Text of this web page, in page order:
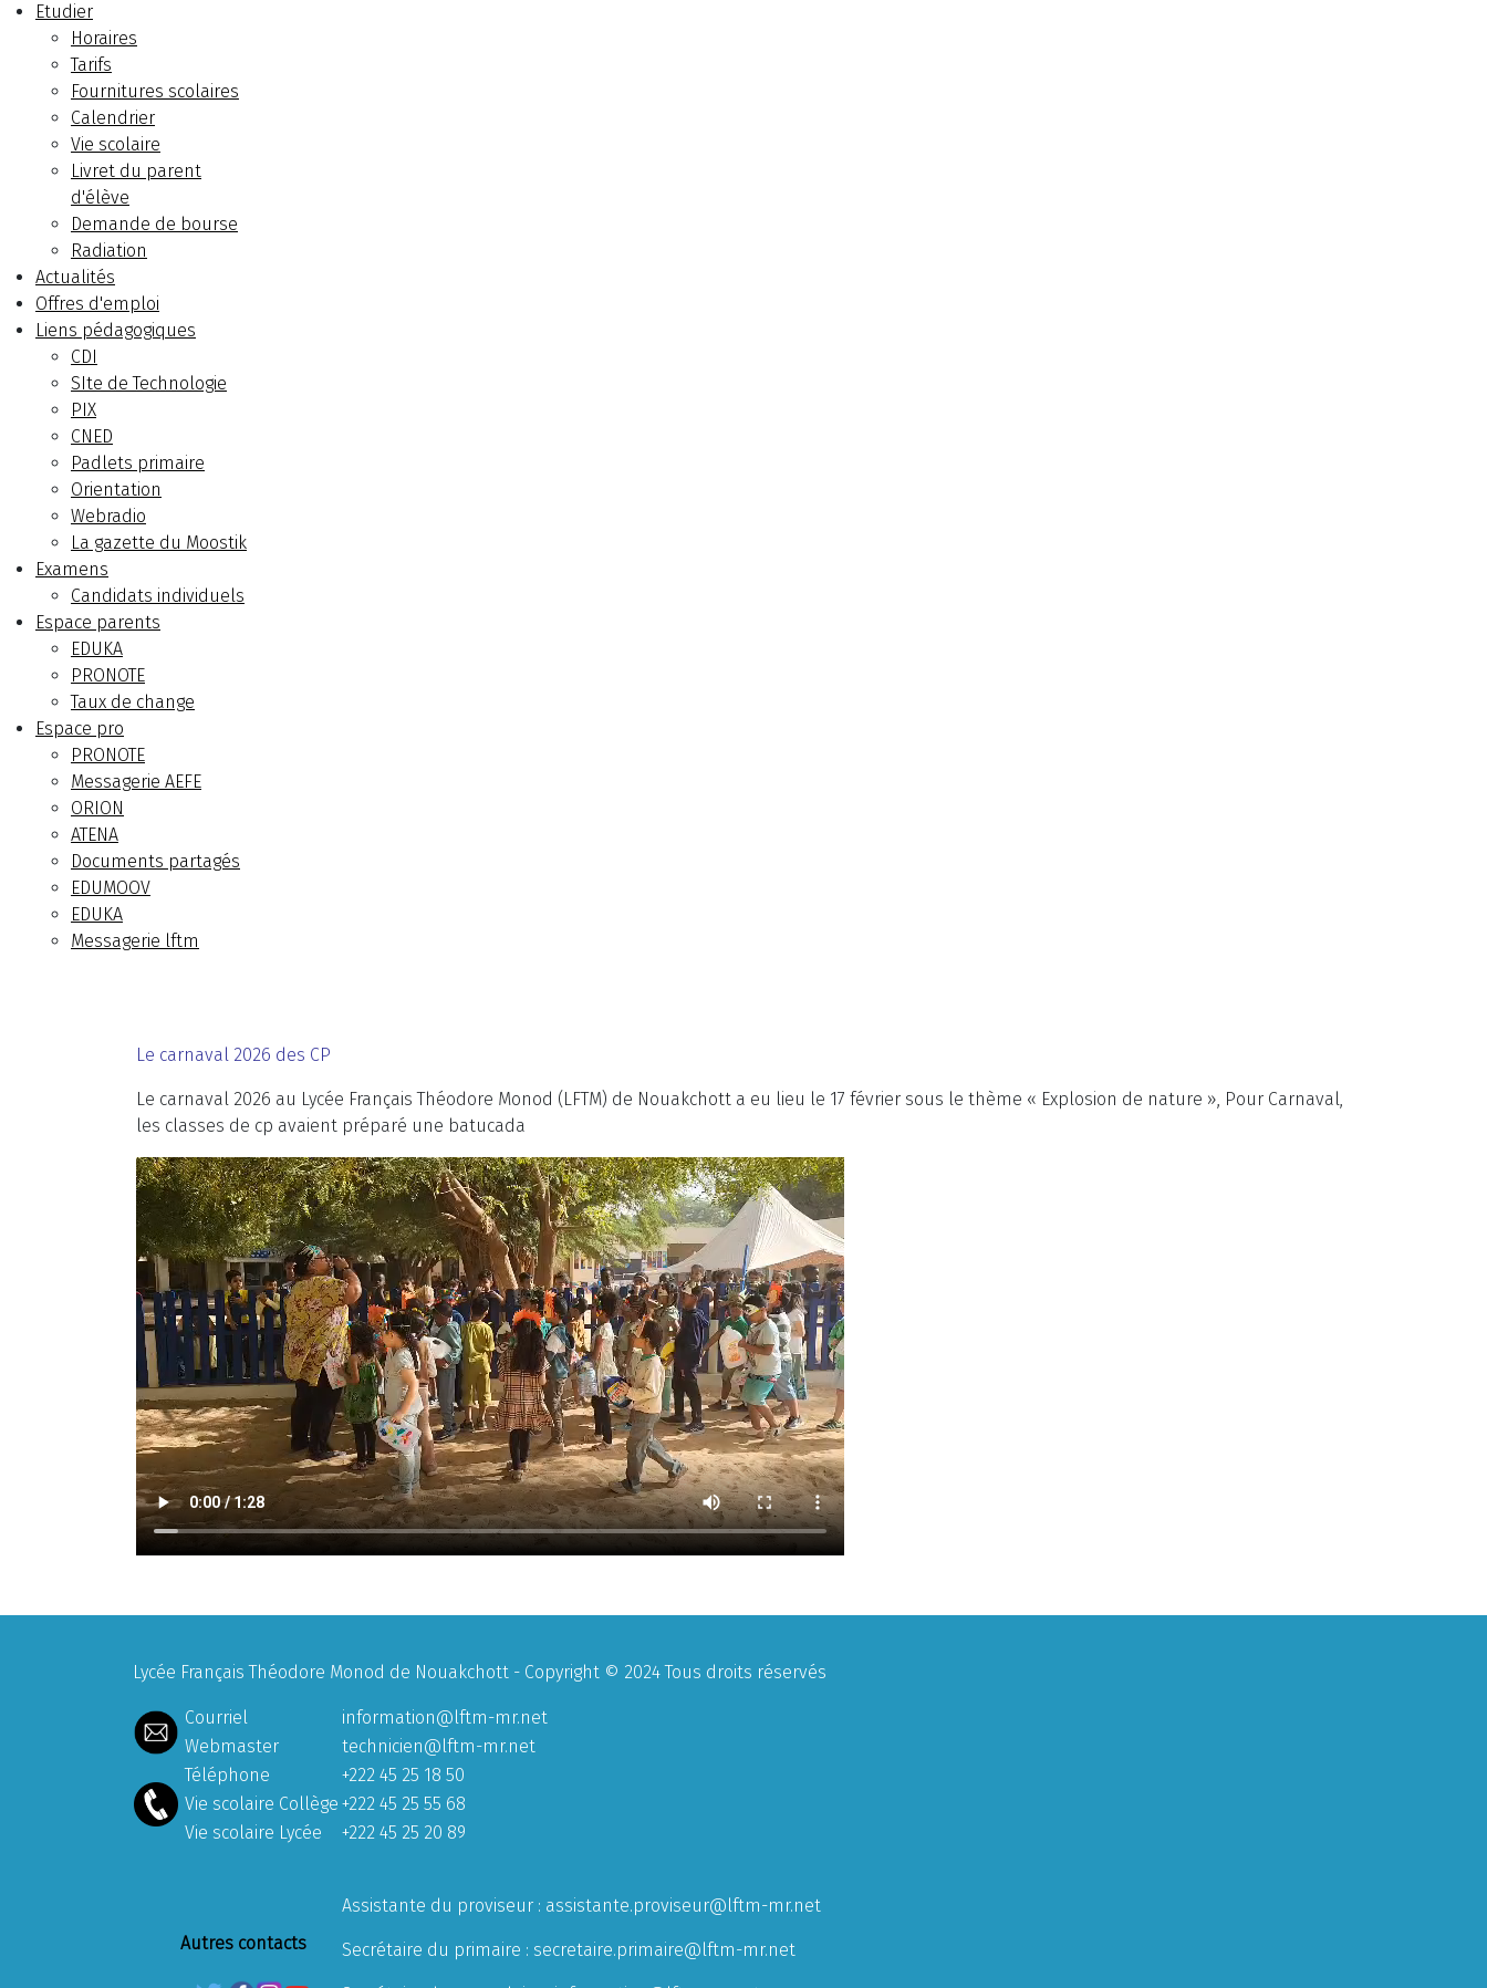
Etudier
Horaires
Tarifs
Fournitures scolaires
Calendrier
Vie scolaire
Livret du parent
d'élève
Demande de bourse
Radiation
Actualités
Offres d'emploi
Liens pédagogiques
CDI
SIte de Technologie
PIX
CNED
Padlets primaire
Orientation
Webradio
La gazette du Moostik
Examens
Candidats individuels
Espace parents
EDUKA
PRONOTE
Taux de change
Espace pro
PRONOTE
Messagerie AEFE
ORION
ATENA
Documents partagés
EDUMOOV
EDUKA
Messagerie lftm
Le carnaval 2026 des CP
Le carnaval 2026 au Lycée Français Théodore Monod (LFTM) de Nouakchott a eu lieu le 17 février sous le thème « Explosion de nature », Pour Carnaval,
les classes de cp avaient préparé une batucada
Lycée Français Théodore Monod de Nouakchott - Copyright © 2024 Tous droits réservés
Courriel
information@lftm-mr.net
Webmaster
technicien@lftm-mr.net
Téléphone
+222 45 25 18 50
Vie scolaire Collège +222 45 25 55 68
Vie scolaire Lycée
+222 45 25 20 89
Autres contacts
Assistante du proviseur : assistante.proviseur@lftm-mr.net
Secrétaire du primaire : secretaire.primaire@lftm-mr.net